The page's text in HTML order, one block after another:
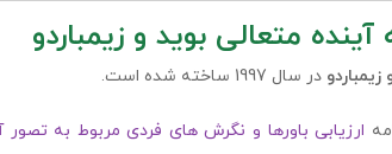
متعالی بوید و زیمباردو
زیمباردو در سال 1997 ساخته شده است.
ارزیابی باورها و نگرش های فردی مربوط به